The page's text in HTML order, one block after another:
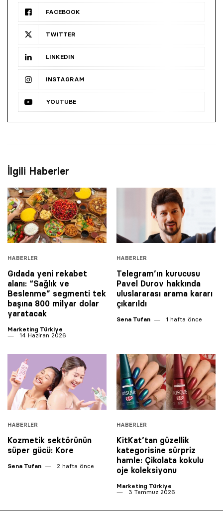
FACEBOOK
TWITTER
LINKEDIN
INSTAGRAM
YOUTUBE
İlgili Haberler
HABERLER
Gıdada yeni rekabet
alanı: “Sağlık ve
Beslenme” segmenti tek
başına 800 milyar dolar
yaratacak
Marketing Türkiye
14 Haziran 2026
HABERLER
Telegram’ın kurucusu
Pavel Durov hakkında
uluslararası arama kararı
çıkarıldı
Sena Tufan 1 hafta önce
HABERLER
Kozmetik sektörünün
süper gücü: Kore
Sena Tufan 2 hafta önce
HABERLER
KitKat’tan güzellik
kategorisine sürpriz
hamle: Çikolata kokulu
oje koleksiyonu
Marketing Türkiye
3 Temmuz 2026